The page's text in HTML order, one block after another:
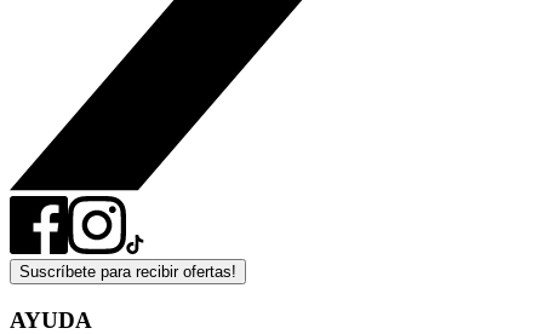
Suscríbete para recibir ofertas!
AYUDA